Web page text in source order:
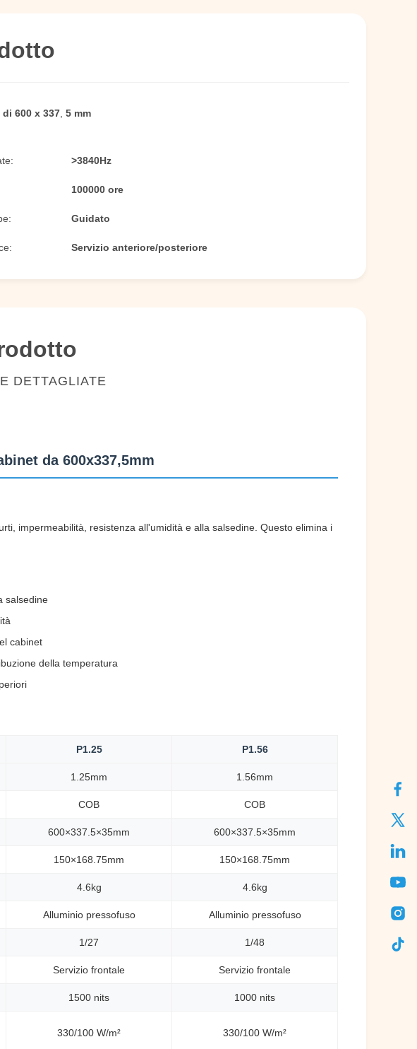
600 x 337 5 mm
>3840Hz
100000 ore
Guidato
Servizio anteriore/posteriore
DETTAGLIATE
da 600x337,5mm
impermeabilità, resistenza all'umidità e alla salsedine. Questo elimina i
salsedine
cabinet
della temperatura
P1.25 P1.56
1.25mm 1.56mm
COB COB
600×337.5×35mm 600×337.5×35mm
150×168.75mm 150×168.75mm
4.6kg 4.6kg
Alluminio pressofuso Alluminio pressofuso
1/27 1/48
Servizio frontale Servizio frontale
1500 nits 1000 nits
330/100 W/m² 330/100 W/m²